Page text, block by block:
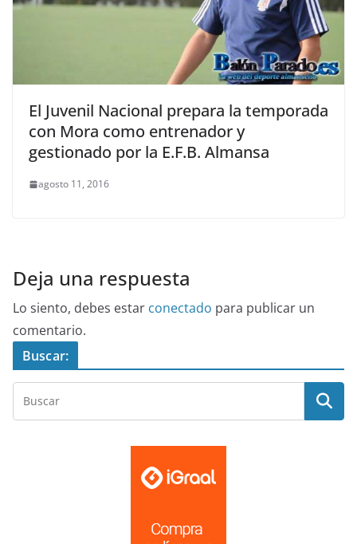
El Juvenil Nacional prepara la temporada
con Mora como entrenador y
gestionado por la E.F.B. Almansa
agosto 11, 2016
Deja una respuesta
Lo siento, debes estar conectado para publicar un
comentario.
Buscar: